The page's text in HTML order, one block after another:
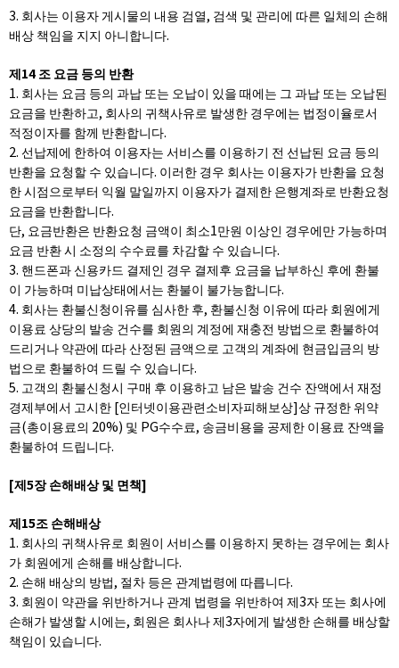
3. 회사는 이용자 게시물의 내용 검열, 검색 및 관리에 따른 일체의 손해
배상 책임을 지지 아니합니다.
제14 조 요금 등의 반환
1. 회사는 요금 등의 과납 또는 오납이 있을 때에는 그 과납 또는 오납된
요금을 반환하고, 회사의 귀책사유로 발생한 경우에는 법정이율로서
적정이자를 함께 반환합니다.
2. 선납제에 한하여 이용자는 서비스를 이용하기 전 선납된 요금 등의
반환을 요청할 수 있습니다. 이러한 경우 회사는 이용자가 반환을 요청
한 시점으로부터 익월 말일까지 이용자가 결제한 은행계좌로 반환요청
요금을 반환합니다.
단, 요금반환은 반환요청 금액이 최소1만원 이상인 경우에만 가능하며
요금 반환 시 소정의 수수료를 차감할 수 있습니다.
3. 핸드폰과 신용카드 결제인 경우 결제후 요금을 납부하신 후에 환불
이 가능하며 미납상태에서는 환불이 불가능합니다.
4. 회사는 환불신청이유를 심사한 후, 환불신청 이유에 따라 회원에게
이용료 상당의 발송 건수를 회원의 계정에 재충전 방법으로 환불하여
드리거나 약관에 따라 산정된 금액으로 고객의 계좌에 현금입금의 방
법으로 환불하여 드릴 수 있습니다.
5. 고객의 환불신청시 구매 후 이용하고 남은 발송 건수 잔액에서 재정
경제부에서 고시한 [인터넷이용관련소비자피해보상]상 규정한 위약
금(총이용료의 20%) 및 PG수수료, 송금비용을 공제한 이용료 잔액을
환불하여 드립니다.
[제5장 손해배상 및 면책]
제15조 손해배상
1. 회사의 귀책사유로 회원이 서비스를 이용하지 못하는 경우에는 회사
가 회원에게 손해를 배상합니다.
2. 손해 배상의 방법, 절차 등은 관계법령에 따릅니다.
3. 회원이 약관을 위반하거나 관계 법령을 위반하여 제3자 또는 회사에
손해가 발생할 시에는, 회원은 회사나 제3자에게 발생한 손해를 배상할
책임이 있습니다.